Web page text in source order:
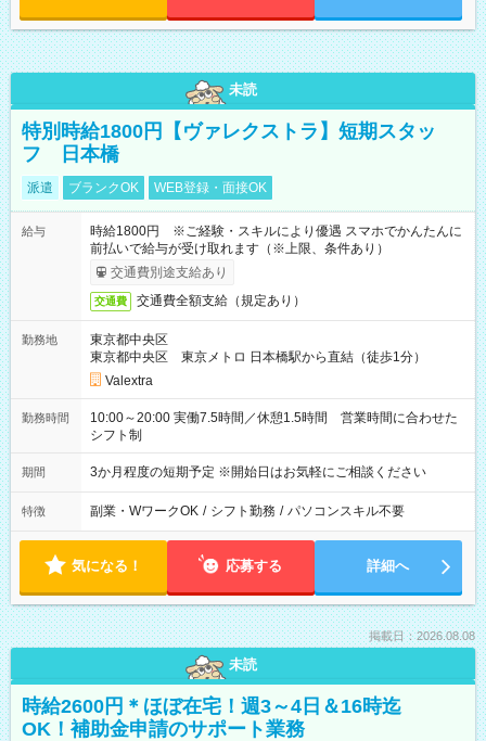
未読
特別時給1800円【ヴァレクストラ】短期スタッ
フ 日本橋
派遣 ブランクOK WEB登録・面接OK
給与
時給1800円 ※ご経験・スキルにより優遇 スマホでかんたんに
前払いで給与が受け取れます（※上限、条件あり）
交通費別途支給あり
交通費 交通費全額支給（規定あり）
勤務地
東京都中央区
東京都中央区 東京メトロ 日本橋駅から直結（徒歩1分）
Valextra
勤務時間
10:00～20:00 実働7.5時間／休憩1.5時間 営業時間に合わせた
シフト制
期間 3か月程度の短期予定 ※開始日はお気軽にご相談ください
特徴 副業・WワークOK / シフト勤務 / パソコンスキル不要
気になる！ 応募する 詳細へ
掲載日：2026.08.08
未読
時給2600円＊ほぼ在宅！週3～4日＆16時迄
OK！補助金申請のサポート業務